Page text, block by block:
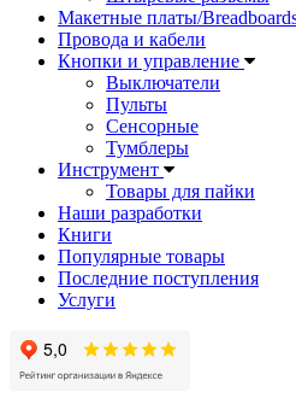
Макетные платы/
Провода и кабели
Кнопки и управление
Выключатели
Пульты
Сенсорные
Тумблеры
Инструмент
Товары для пайки
Наши разработки
Книги
Популярные товары
Последние поступления
Услуги